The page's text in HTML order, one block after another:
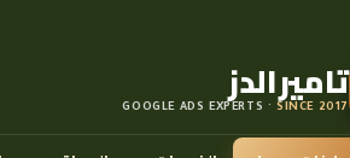
تاميرالدزGOOGLE ADS EXPERTS · SINCE 2017